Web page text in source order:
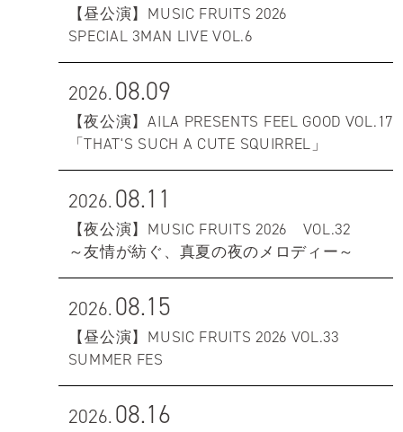
【昼公演】MUSIC FRUITS 2026
SPECIAL 3MAN LIVE VOL.6
2026.08.09
【夜公演】AILA PRESENTS FEEL GOOD VOL.17
「THAT'S SUCH A CUTE SQUIRREL」
2026.08.11
【夜公演】MUSIC FRUITS 2026 VOL.32
～友情が紡ぐ、真夏の夜のメロディー～
2026.08.15
【昼公演】MUSIC FRUITS 2026 VOL.33
SUMMER FES
2026.08.16